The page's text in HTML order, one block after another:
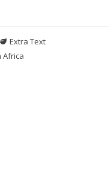
Extra Text
Africa